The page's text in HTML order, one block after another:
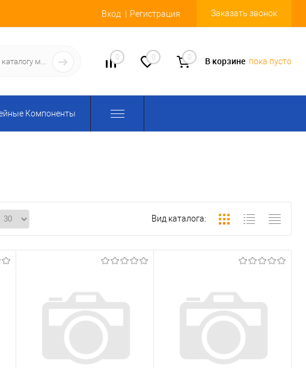
Вход Регистрация Заказать звонок
0 0 0 В корзине пока пусто
Компоненты
Вид каталога: